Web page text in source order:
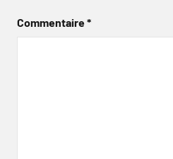
Commentaire*